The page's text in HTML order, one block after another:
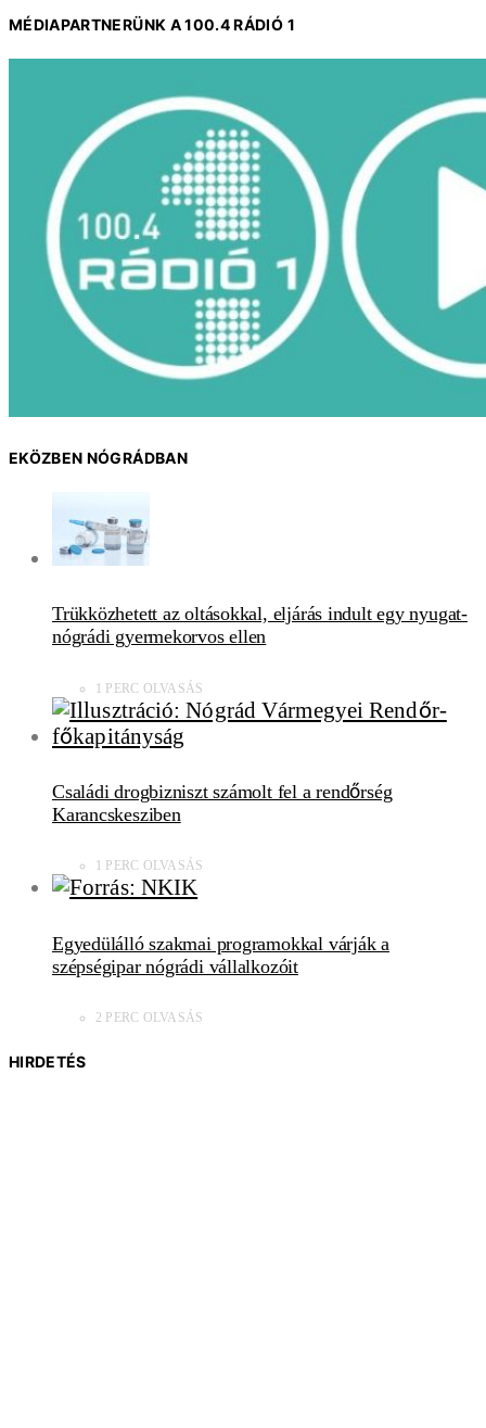
MÉDIAPARTNERÜNK A 100.4 RÁDIÓ 1
EKÖZBEN NÓGRÁDBAN
Trükközhetett az oltásokkal, eljárás indult egy nyugat-
nógrádi gyermekorvos ellen
1 PERC OLVASÁS
Családi drogbizniszt számolt fel a rendőrség
Karancskesziben
1 PERC OLVASÁS
Egyedülálló szakmai programokkal várják a
szépségipar nógrádi vállalkozóit
2 PERC OLVASÁS
HIRDETÉS